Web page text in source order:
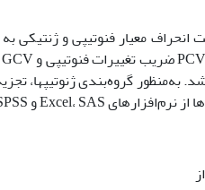
معیار فنوتیپی و ژنتیکی